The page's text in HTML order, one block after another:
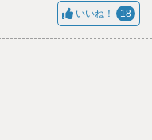
をさせていただきまし
た皆様ともさみしさを
いいね！ 18